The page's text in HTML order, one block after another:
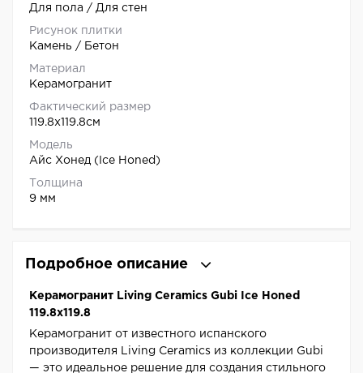
Для пола / Для стен
Рисунок плитки
Камень / Бетон
Материал
Керамогранит
Фактический размер
119.8x119.8см
Модель
Айс Хонед (Ice Honed)
Толщина
9 мм
Подробное описание
Керамогранит Living Ceramics Gubi Ice Honed
119.8x119.8
Керамогранит от известного испанского
производителя Living Ceramics из коллекции Gubi
— это идеальное решение для создания стильного